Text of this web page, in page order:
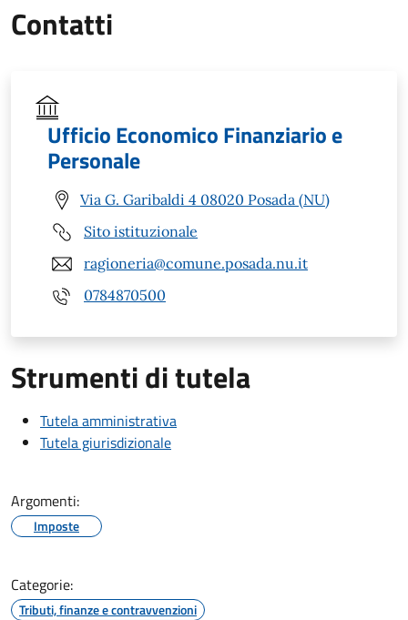
Contatti
Ufficio Economico Finanziario e
Personale
Via G. Garibaldi 4 08020 Posada (NU)
Sito istituzionale
ragioneria@comune.posada.nu.it
0784870500
Strumenti di tutela
Tutela amministrativa
Tutela giurisdizionale
Argomenti:
Imposte
Categorie:
Tributi, finanze e contravvenzioni